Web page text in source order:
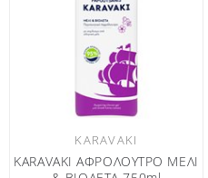
KARAVAKI
KARAVAKI ΑΦΡΟΛΟΥΤΡΟ ΜΕΛΙ